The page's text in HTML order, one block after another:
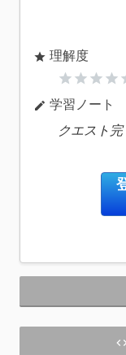
star 理解度
star star star star
edit 学習ノート
クエスト
code